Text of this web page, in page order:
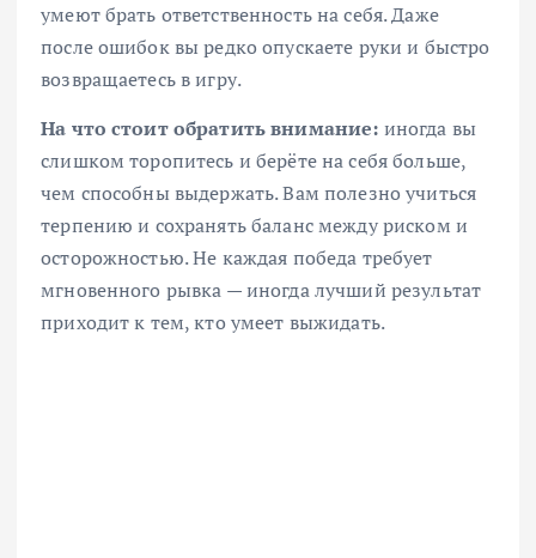
умеют брать ответственность на себя. Даже
после ошибок вы редко опускаете руки и быстро
возвращаетесь в игру.
На что стоит обратить внимание: иногда вы
слишком торопитесь и берёте на себя больше,
чем способны выдержать. Вам полезно учиться
терпению и сохранять баланс между риском и
осторожностью. Не каждая победа требует
мгновенного рывка — иногда лучший результат
приходит к тем, кто умеет выжидать.